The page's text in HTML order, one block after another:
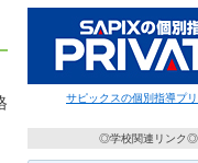
サピックスの個別指導プ
◎学校関連リンク◎